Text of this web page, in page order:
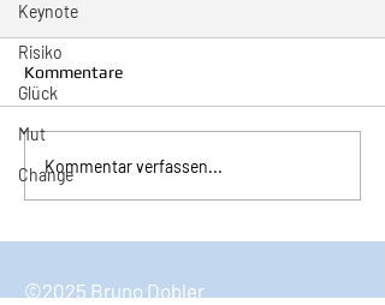
Keynote
Risiko
Glück
Mut
ChangeInspiration zur Woche
11/2024
Kommentare
Kommentar verfassen...
©2025 Bruno Dobler